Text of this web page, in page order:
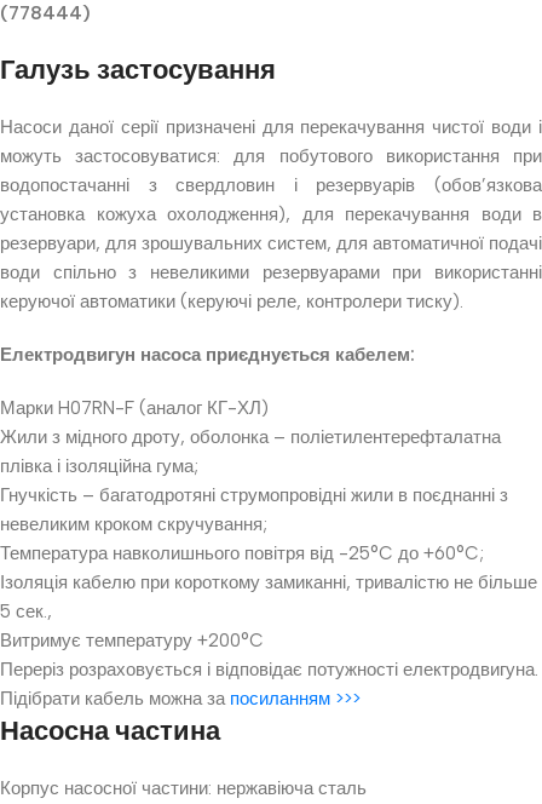
(778444)
Галузь застосування
Насоси даної серії призначені для перекачування чистої води і
можуть застосовуватися: для побутового використання при
водопостачанні з свердловин і резервуарів (обов’язкова
установка кожуха охолодження), для перекачування води в
резервуари, для зрошувальних систем, для автоматичної подачі
води спільно з невеликими резервуарами при використанні
керуючої автоматики (керуючі реле, контролери тиску).
Електродвигун насоса приєднується кабелем:
Марки H07RN-F (аналог КГ-ХЛ)
Жили з мідного дроту, оболонка – поліетилентерефталатна
плівка і ізоляційна гума;
Гнучкість – багатодротяні струмопровідні жили в поєднанні з
невеликим кроком скручування;
Температура навколишнього повітря від -25°C до +60°C;
Ізоляція кабелю при короткому замиканні, тривалістю не більше
5 сек.,
Витримує температуру +200°C
Переріз розраховується і відповідає потужності електродвигуна.
Підібрати кабель можна за посиланням >>>
Насосна частина
Корпус насосної частини: нержавіюча сталь